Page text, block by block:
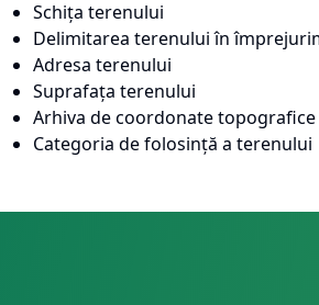
Schița terenului
Delimitarea terenului în
Adresa terenului
Suprafața terenului
Arhiva de coordonate
Categoria de folosință a terenului